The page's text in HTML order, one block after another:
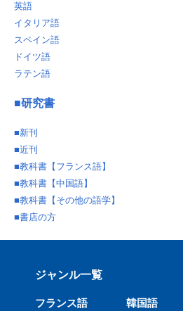
英語
イタリア語
スペイン語
ドイツ語
ラテン語
■研究書
■新刊
■近刊
■教科書【フランス語】
■教科書【中国語】
■教科書【その他の語学】
■書店の方
ジャンル一覧
フランス語 韓国語